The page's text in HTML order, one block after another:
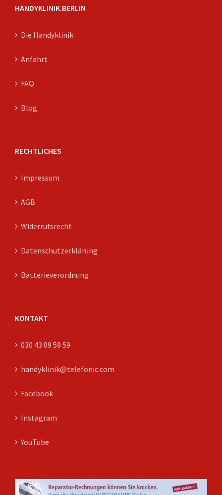
HANDYKLINIK.BERLIN
Die Handyklinik
Anfahrt
FAQ
Blog
RECHTLICHES
Impressum
AGB
Widerrufsrecht
Datenschutzerklärung
Batterieverordnung
KONTAKT
030 43 09 59 59
handyklinik@telefonic.com
Facebook
Instagram
YouTube